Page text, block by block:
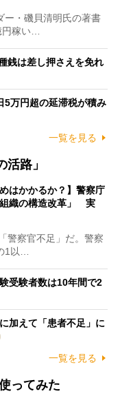
・磯貝清明氏の著書
稼い…
銭は差し押さえを免れ
万円超の延滞税が積み
一覧を見る
路」
はかかるか？】警察庁
織の構造改革」 実
警察官不足」だ。警察
1以…
受験者数は10年間で2
加えて「患者不足」に
一覧を見る
ってみた